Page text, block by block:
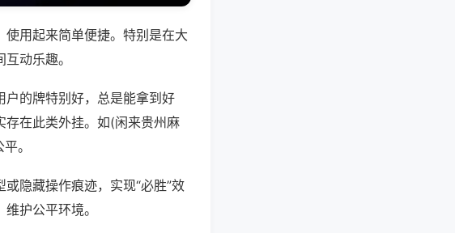
用起来简单便捷。特别是在大
动乐趣。
的牌特别好，总是能拿到好
存在此类外挂。如(闲来贵州麻
。
隐藏操作痕迹，实现“必胜”效
护公平环境。